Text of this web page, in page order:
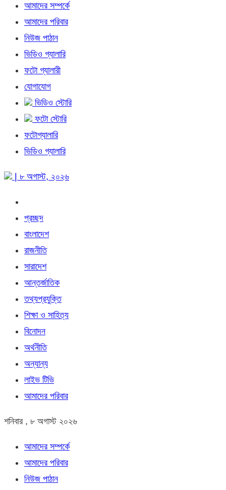
আমাদের সম্পর্কে
আমাদের পরিবার
নিউজ পাঠান
ভিডিও গ্যালারি
ফটো গ্যালারী
যোগাযোগ
ভিডিও স্টোরি
ফটো স্টোরি
ফটোগ্যালারি
ভিডিও গ্যালারি
| ৮ অগাস্ট, ২০২৬
প্রচ্ছদ
বাংলাদেশ
রাজনীতি
সারাদেশ
আন্তর্জাতিক
তথ্যপ্রযুক্তি
শিক্ষা ও সাহিত্য
বিনোদন
অর্থনীতি
অন্যান্য
লাইভ টিভি
আমাদের পরিবার
শনিবার , ৮ অগাস্ট ২০২৬
আমাদের সম্পর্কে
আমাদের পরিবার
নিউজ পাঠান